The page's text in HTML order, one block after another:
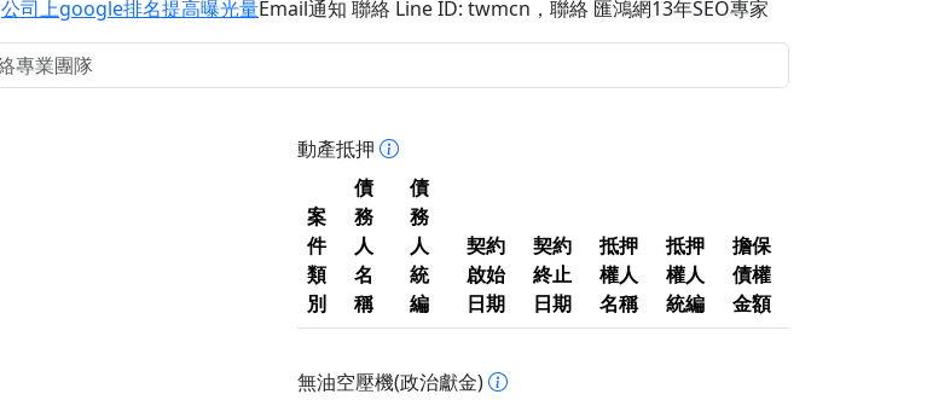
公司上google排名提高曝光量Email通知 聯絡 Line ID: twmcn ，聯絡 匯鴻網13年SEO專家
動產抵押
案
件
類
別
債
務
人
名
稱
債
務
人
統
編
契約
啟始
日期
契約
終止
日期
抵押
權人
名稱
抵押
權人
統編
擔保
債權
金額
無油空壓機(政治獻金)